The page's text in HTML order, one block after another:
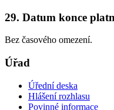
29. Datum konce
Bez časového omezení.
Úřad
Úřední deska
Hlášení rozhlasu
Povinné informace